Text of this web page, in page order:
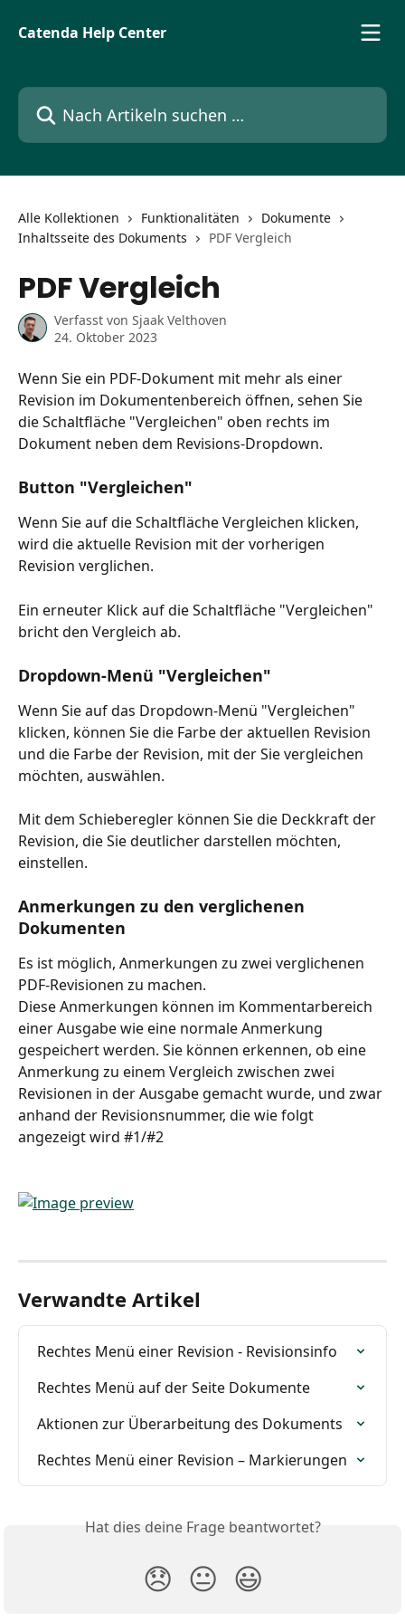
Catenda Help Center
Nach Artikeln suchen …
Alle Kollektionen Funktionalitäten
Dokumente
Inhaltsseite des Dokuments
PDF Vergleich
PDF Vergleich
Verfasst von Sjaak Velthoven
24. Oktober 2023
Wenn Sie ein PDF-Dokument mit mehr als einer
Revision im Dokumentenbereich öffnen, sehen Sie
die Schaltfläche "Vergleichen" oben rechts im
Dokument neben dem Revisions-Dropdown.
Button "Vergleichen"
Wenn Sie auf die Schaltfläche Vergleichen klicken,
wird die aktuelle Revision mit der vorherigen
Revision verglichen.
Ein erneuter Klick auf die Schaltfläche "Vergleichen"
bricht den Vergleich ab.
Dropdown-Menü "Vergleichen"
Wenn Sie auf das Dropdown-Menü "Vergleichen"
klicken, können Sie die Farbe der aktuellen Revision
und die Farbe der Revision, mit der Sie vergleichen
möchten, auswählen.
Mit dem Schieberegler können Sie die Deckkraft der
Revision, die Sie deutlicher darstellen möchten,
einstellen.
Anmerkungen zu den verglichenen
Dokumenten
Es ist möglich, Anmerkungen zu zwei verglichenen
PDF-Revisionen zu machen.
Diese Anmerkungen können im Kommentarbereich
einer Ausgabe wie eine normale Anmerkung
gespeichert werden. Sie können erkennen, ob eine
Anmerkung zu einem Vergleich zwischen zwei
Revisionen in der Ausgabe gemacht wurde, und zwar
anhand der Revisionsnummer, die wie folgt
angezeigt wird #1/#2
Verwandte Artikel
Rechtes Menü einer Revision - Revisionsinfo
Rechtes Menü auf der Seite Dokumente
Aktionen zur Überarbeitung des Dokuments
Rechtes Menü einer Revision – Markierungen
Hat dies deine Frage beantwortet?
😞 😐 😃